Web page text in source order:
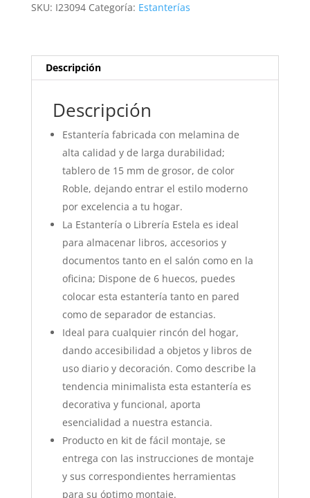
Comedor
o
cantidad
SKU: I23094 Categoría: Estanterías
Descripción
Descripción
Estantería fabricada con melamina de
alta calidad y de larga durabilidad;
tablero de 15 mm de grosor, de color
Roble, dejando entrar el estilo moderno
por excelencia a tu hogar.
La Estantería o Librería Estela es ideal
para almacenar libros, accesorios y
documentos tanto en el salón como en la
oficina; Dispone de 6 huecos, puedes
colocar esta estantería tanto en pared
como de separador de estancias.
Ideal para cualquier rincón del hogar,
dando accesibilidad a objetos y libros de
uso diario y decoración. Como describe la
tendencia minimalista esta estantería es
decorativa y funcional, aporta
esencialidad a nuestra estancia.
Producto en kit de fácil montaje, se
entrega con las instrucciones de montaje
y sus correspondientes herramientas
para su óptimo montaje.